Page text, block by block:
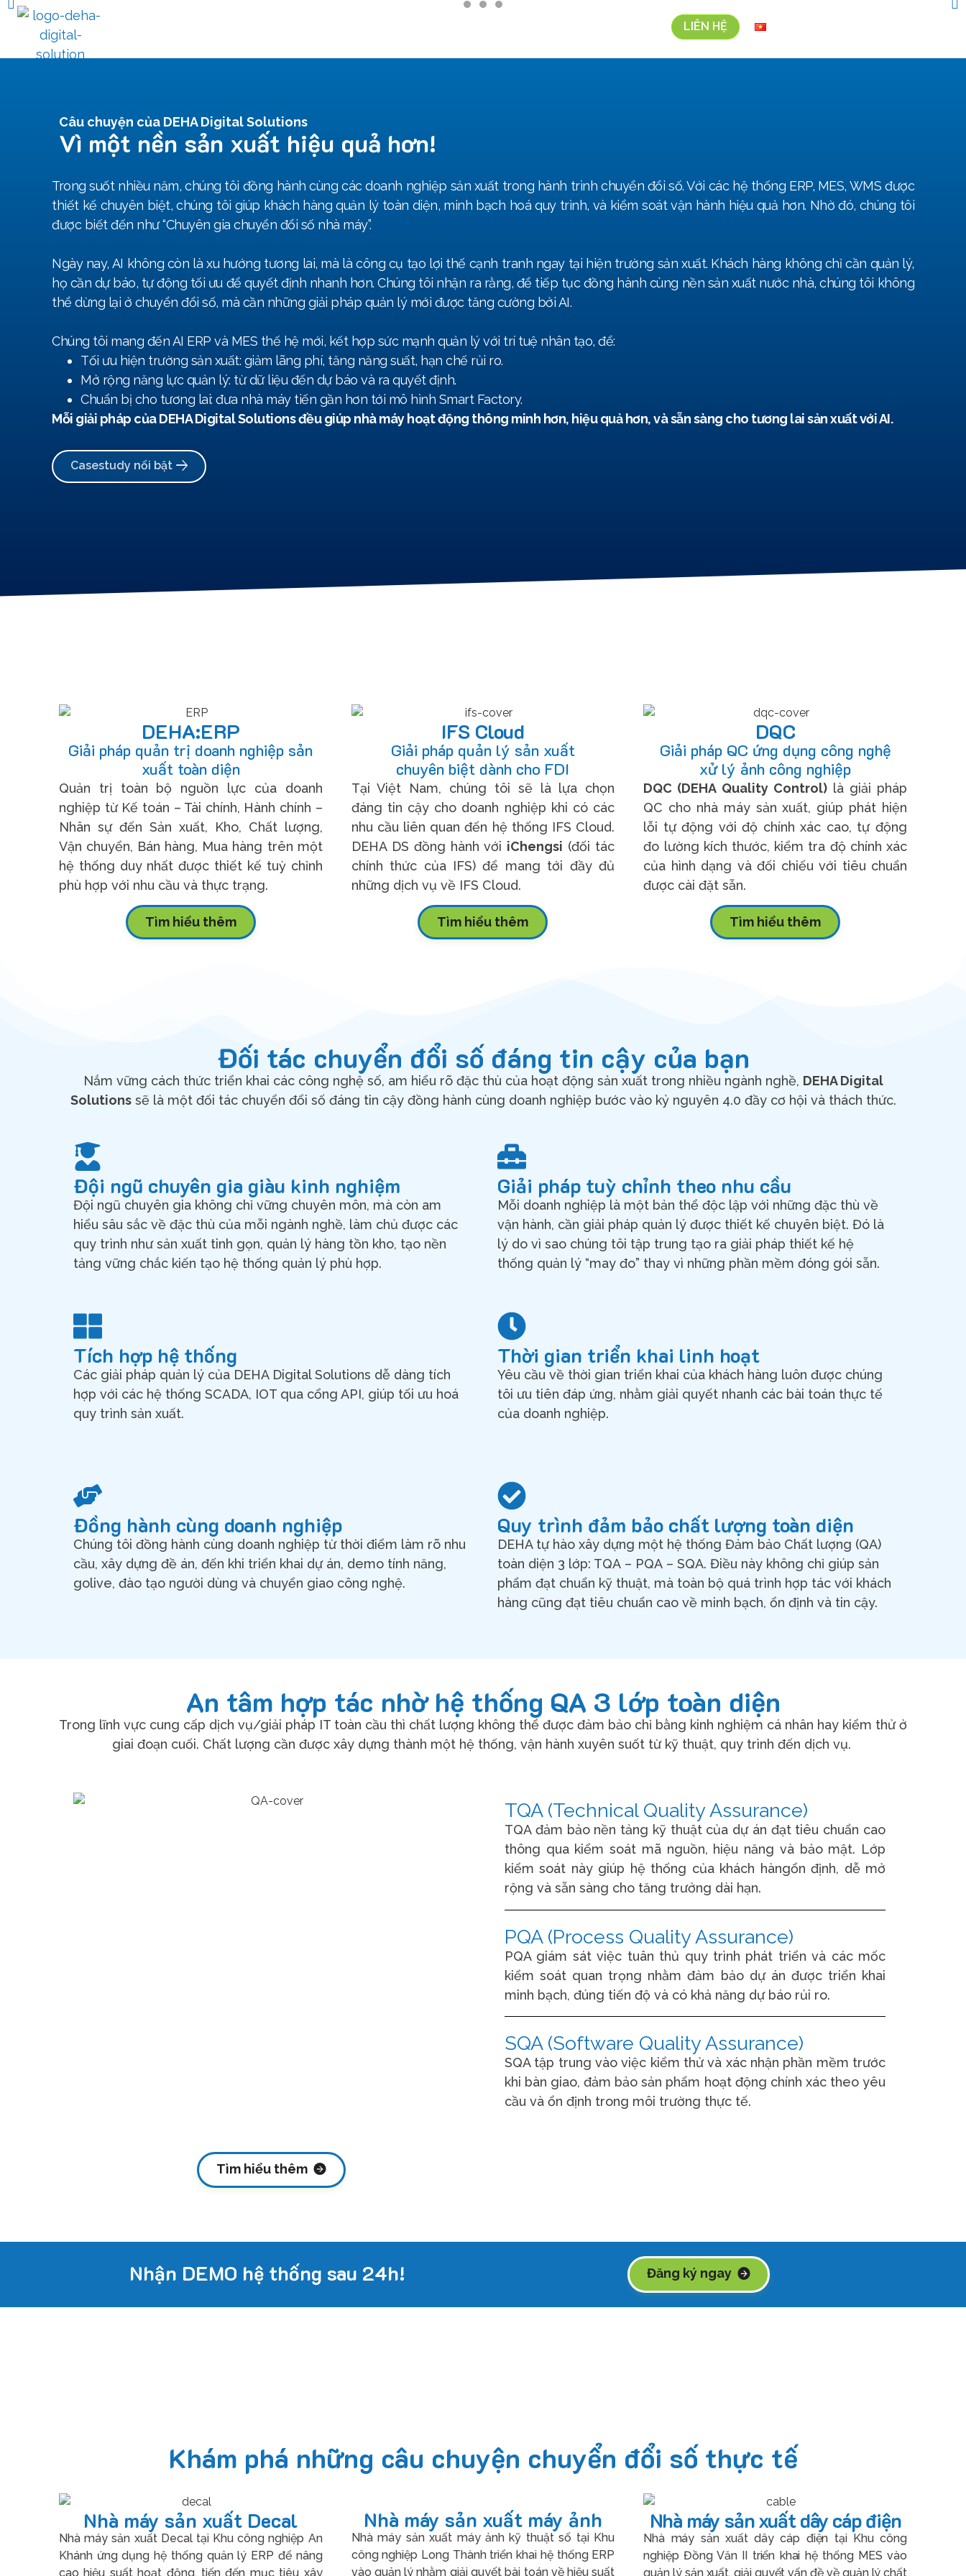
LIÊN HỆ
Câu chuyện của DEHA Digital Solutions
Vì một nền sản xuất hiệu quả hơn!
Trong suốt nhiều năm, chúng tôi đồng hành cùng các doanh nghiệp sản xuất trong hành trình chuyển đổi số. Với các hệ thống ERP, MES, WMS được
thiết kế chuyên biệt, chúng tôi giúp khách hàng quản lý toàn diện, minh bạch hoá quy trình, và kiểm soát vận hành hiệu quả hơn. Nhờ đó, chúng tôi
được biết đến như “Chuyên gia chuyển đổi số nhà máy”.
Ngày nay, AI không còn là xu hướng tương lai, mà là công cụ tạo lợi thế cạnh tranh ngay tại hiện trường sản xuất. Khách hàng không chỉ cần quản lý,
họ cần dự báo, tự động tối ưu để quyết định nhanh hơn. Chúng tôi nhận ra rằng, để tiếp tục đồng hành cùng nền sản xuất nước nhà, chúng tôi không
thể dừng lại ở chuyển đổi số, mà cần những giải pháp quản lý mới được tăng cường bởi AI.
Chúng tôi mang đến AI ERP và MES thế hệ mới, kết hợp sức mạnh quản lý với trí tuệ nhân tạo, để:
Tối ưu hiện trường sản xuất: giảm lãng phí, tăng năng suất, hạn chế rủi ro.
Mở rộng năng lực quản lý: từ dữ liệu đến dự báo và ra quyết định.
Chuẩn bị cho tương lai: đưa nhà máy tiến gần hơn tới mô hình Smart Factory.
Mỗi giải pháp của DEHA Digital Solutions đều giúp nhà máy hoạt động thông minh hơn, hiệu quả hơn, và sẵn sàng cho tương lai sản xuất với AI.
Casestudy nổi bật
DEHA:ERP
Giải pháp quản trị doanh nghiệp sản
xuất toàn diện
Quản trị toàn bộ nguồn lực của doanh
nghiệp từ Kế toán – Tài chính, Hành chính –
Nhân sự đến Sản xuất, Kho, Chất lượng,
Vận chuyển, Bán hàng, Mua hàng trên một
hệ thống duy nhất được thiết kế tuỳ chỉnh
phù hợp với nhu cầu và thực trạng.
Tìm hiểu thêm
IFS Cloud
Giải pháp quản lý sản xuất
chuyên biệt dành cho FDI
Tại Việt Nam, chúng tôi sẽ là lựa chọn
đáng tin cậy cho doanh nghiệp khi có các
nhu cầu liên quan đến hệ thống IFS Cloud.
DEHA DS đồng hành với iChengsi (đối tác
chính thức của IFS) để mang tới đầy đủ
những dịch vụ về IFS Cloud.
Tìm hiểu thêm
DQC
Giải pháp QC ứng dụng công nghệ
xử lý ảnh công nghiệp
DQC (DEHA Quality Control)là giải pháp
QC cho nhà máy sản xuất, giúp phát hiện
lỗi tự động với độ chính xác cao, tự động
đo lường kích thước, kiểm tra độ chính xác
của hình dạng và đối chiếu với tiêu chuẩn
được cài đặt sẵn.
Tìm hiểu thêm
Đối tác chuyển đổi số đáng tin cậy của bạn
Nắm vững cách thức triển khai các công nghệ số, am hiểu rõ đặc thù của hoạt động sản xuất trong nhiều ngành nghề, DEHA Digital
Solutionssẽ là một đối tác chuyển đổi số đáng tin cậy đồng hành cùng doanh nghiệp bước vào kỷ nguyên 4.0 đầy cơ hội và thách thức.
Đội ngũ chuyên gia giàu kinh nghiệm
Đội ngũ chuyên gia không chỉ vững chuyên môn, mà còn am
hiểu sâu sắc về đặc thù của mỗi ngành nghề, làm chủ được các
quy trình như sản xuất tinh gọn, quản lý hàng tồn kho, tạo nền
tảng vững chắc kiến tạo hệ thống quản lý phù hợp.
Giải pháp tuỳ chỉnh theo nhu cầu
Mỗi doanh nghiệp là một bản thể độc lập với những đặc thù về
vận hành, cần giải pháp quản lý được thiết kế chuyên biệt. Đó là
lý do vì sao chúng tôi tập trung tạo ra giải pháp thiết kế hệ
thống quản lý “may đo” thay vì những phần mềm đóng gói sẵn.
Tích hợp hệ thống
Các giải pháp quản lý của DEHA Digital Solutions dễ dàng tích
hợp với các hệ thống SCADA, IOT qua cổng API, giúp tối ưu hoá
quy trình sản xuất.
Thời gian triển khai linh hoạt
Yêu cầu về thời gian triển khai của khách hàng luôn được chúng
tôi ưu tiên đáp ứng, nhằm giải quyết nhanh các bài toán thực tế
của doanh nghiệp.
Đồng hành cùng doanh nghiệp
Chúng tôi đồng hành cùng doanh nghiệp từ thời điểm làm rõ nhu
cầu, xây dựng đề án, đến khi triển khai dự án, demo tính năng,
golive, đào tạo người dùng và chuyển giao công nghệ.
Quy trình đảm bảo chất lượng toàn diện
DEHA tự hào xây dựng một hệ thống Đảm bảo Chất lượng (QA)
toàn diện 3 lớp: TQA – PQA – SQA. Điều này không chỉ giúp sản
phẩm đạt chuẩn kỹ thuật, mà toàn bộ quá trình hợp tác với khách
hàng cũng đạt tiêu chuẩn cao về minh bạch, ổn định và tin cậy.
An tâm hợp tác nhờ hệ thống QA 3 lớp toàn diện
Trong lĩnh vực cung cấp dịch vụ/giải pháp IT toàn cầu thì chất lượng không thể được đảm bảo chỉ bằng kinh nghiệm cá nhân hay kiểm thử ở
giai đoạn cuối. Chất lượng cần được xây dựng thành một hệ thống, vận hành xuyên suốt từ kỹ thuật, quy trình đến dịch vụ.
Tìm hiểu thêm
TQA (Technical Quality Assurance)
TQA đảm bảo nền tảng kỹ thuật của dự án đạt tiêu chuẩn cao
thông qua kiểm soát mã nguồn, hiệu năng và bảo mật. Lớp
kiểm soát này giúp hệ thống của khách hàngổn định, dễ mở
rộng và sẵn sàng cho tăng trưởng dài hạn.
PQA (Process Quality Assurance)
PQA giám sát việc tuân thủ quy trình phát triển và các mốc
kiểm soát quan trọng nhằm đảm bảo dự án được triển khai
minh bạch, đúng tiến độ và có khả năng dự báo rủi ro.
SQA (Software Quality Assurance)
SQA tập trung vào việc kiểm thử và xác nhận phần mềm trước
khi bàn giao, đảm bảo sản phẩm hoạt động chính xác theo yêu
cầu và ổn định trong môi trường thực tế.
Nhận DEMO hệ thống sau 24h! Đăng ký ngay
Khám phá những câu chuyện chuyển đổi số thực tế
Nhà máy sản xuất Decal
Nhà máy sản xuất Decal tại Khu công nghiệp An
Khánh ứng dụng hệ thống quản lý ERP để nâng
cao hiệu suất hoạt động, tiến đến mục tiêu xây
Nhà máy sản xuất máy ảnh
Nhà máy sản xuất máy ảnh kỹ thuật số tại Khu
công nghiệp Long Thành triển khai hệ thống ERP
vào quản lý nhằm giải quyết bài toán về hiệu suất
Nhà máy sản xuất dây cáp điện
Nhà máy sản xuất dây cáp điện tại Khu công
nghiệp Đồng Văn II triển khai hệ thống MES vào
quản lý sản xuất, giải quyết vấn đề về quản lý chất